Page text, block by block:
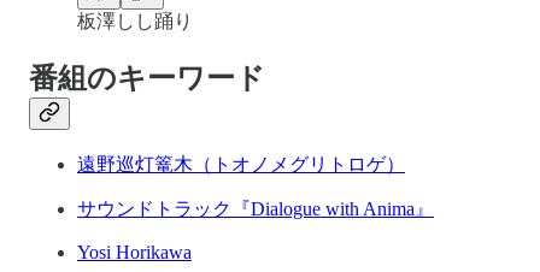
板澤しし踊り
番組のキーワード
遠野巡灯篭木（トオノメグリトロゲ）
サウンドトラック『Dialogue with Anima』
Yosi Horikawa